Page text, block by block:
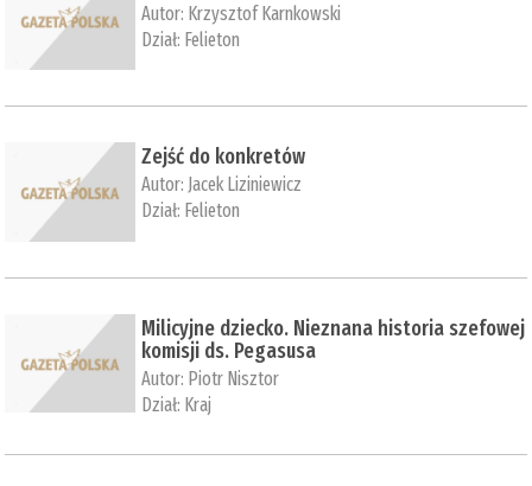
Autor: Krzysztof Karnkowski
Dział: Felieton
Zejść do konkretów
Autor: Jacek Liziniewicz
Dział: Felieton
Milicyjne dziecko. Nieznana historia szefowej
komisji ds. Pegasusa
Autor: Piotr Nisztor
Dział: Kraj